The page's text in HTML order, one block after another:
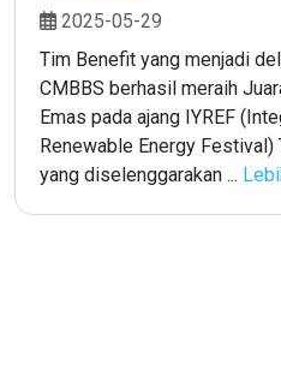
2025-05-29
Tim Benefit yang menjadi
CMBBS berhasil meraih
Emas pada ajang IYREF
Renewable Energy Festival)
yang diselenggarakan ...